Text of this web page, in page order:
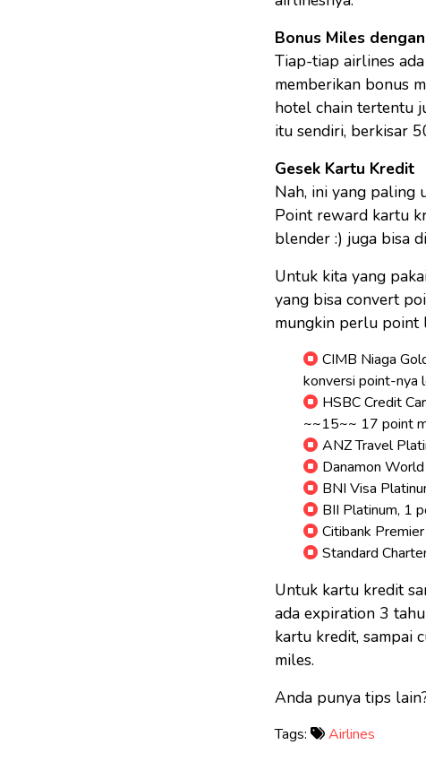
Bonus Miles
Tiap-tiap airlines
memberikan bonus
hotel chain tertentu
itu sendiri, berkisar
Gesek Kartu Kredit
Nah, ini yang paling
Point reward kartu
blender :) juga bisa
Untuk kita yang
yang bisa convert
mungkin perlu point
CIMB Niaga
konversi point-nya
HSBC Credit
~~15~~ 17 point
ANZ Travel
Danamon
BNI Visa
BII Platinum, 1
Citibank
Standard
Untuk kartu kredit
ada expiration 3
kartu kredit, sampai
miles.
Anda punya tips
Tags: Airlines